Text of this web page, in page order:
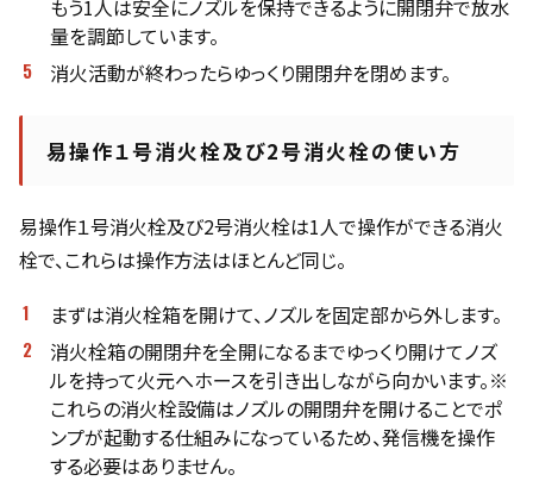
もう1人は安全にノズルを保持できるように開閉弁で放水
量を調節しています。
消火活動が終わったらゆっくり開閉弁を閉めます。
易操作１号消火栓及び2号消火栓の使い方
易操作１号消火栓及び2号消火栓は1人で操作ができる消火
栓で、これらは操作方法はほとんど同じ。
まずは消火栓箱を開けて、ノズルを固定部から外します。
消火栓箱の開閉弁を全開になるまでゆっくり開けてノズ
ルを持って火元へホースを引き出しながら向かいます。※
これらの消火栓設備はノズルの開閉弁を開けることでポ
ンプが起動する仕組みになっているため、発信機を操作
する必要はありません。